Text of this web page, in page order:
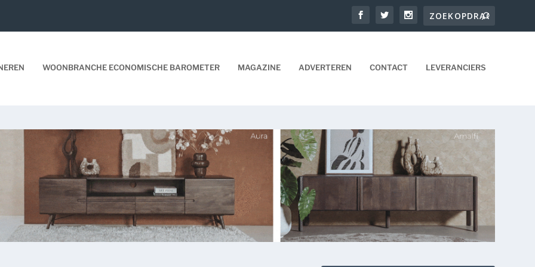
WOONBRANCHE ECONOMISCHE BAROMETER MAGAZINE ADVERTEREN CONTACT LEVERANCIERS